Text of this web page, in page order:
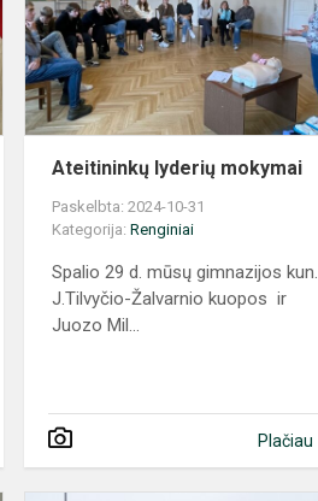
dieną
Ateitininkų lyderių mokymai
Paskelbta: 2024-10-31
Kategorija:Renginiai
Spalio 29 d. mūsų gimnazijos kun.
J.Tilvyčio-Žalvarnio kuopos ir
Juozo Mil...
Plačiau